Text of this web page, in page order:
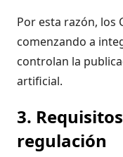
Por esta razón, los
comenzando a
controlan la
artificial.
3.
regulación